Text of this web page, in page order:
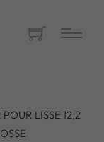
LISSE 12,2